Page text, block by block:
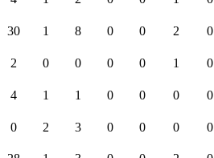
30 1 8 0 0 2 0
2 0 0 0 0 1 0
4 1 1 0 0 0 0
0 2 3 0 0 0 0